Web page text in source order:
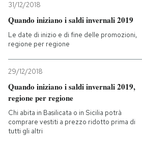
31/12/2018
Quando iniziano i saldi invernali 2019
Le date di inizio e di fine delle promozioni,
regione per regione
29/12/2018
Quando iniziano i saldi invernali 2019,
regione per regione
Chi abita in Basilicata o in Sicilia potrà
comprare vestiti a prezzo ridotto prima di
tutti gli altri